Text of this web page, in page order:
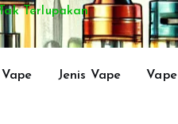
Terlupakan
Jenis Vape Vape